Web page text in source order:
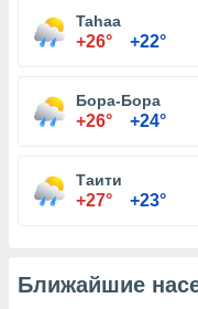
Tahaa
+26° +22°
Бора-Бора
+26° +24°
Таити
+27° +23°
Ближайшие